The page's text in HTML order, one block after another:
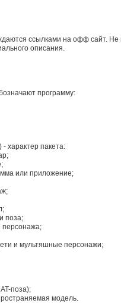
ссылками на офф сайт. Не
описания.
программу:
характер пакета:
или приложение;
поза;
и мультяшные персонажи;
поза);
модель.